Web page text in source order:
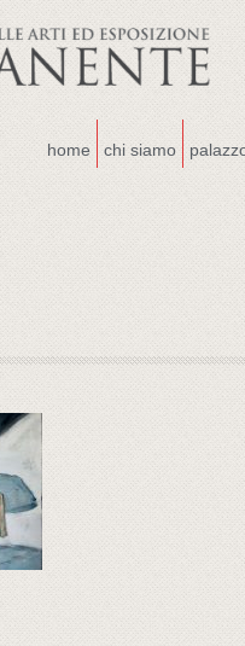
home chi siamo